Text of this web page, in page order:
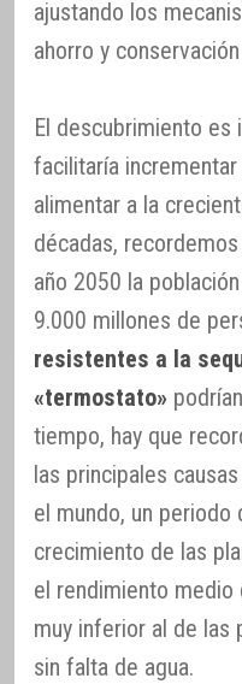
ajustando los
ahorro y
El descubrimiento es
facilitaría
alimentar a la
décadas,
año 2050 la
9.000 millones de
resistentes a la
«termostato»
tiempo, hay que
las principales
el mundo, un periodo
crecimiento de las
el rendimiento
muy inferior al de las
sin falta de agua.